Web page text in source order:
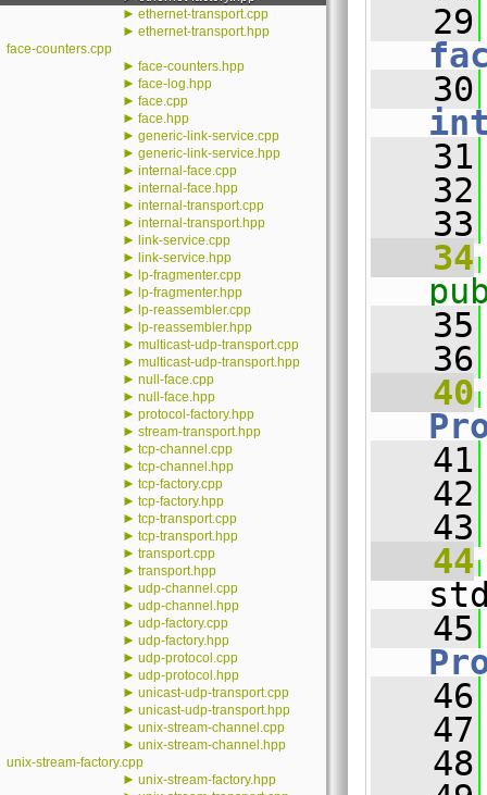
► ethernet-transport.cpp
► ethernet-transport.hpp
face-counters.cpp
► face-counters.hpp
► face-log.hpp
► face.cpp
► face.hpp
► generic-link-service.cpp
► generic-link-service.hpp
► internal-face.cpp
► internal-face.hpp
► internal-transport.cpp
► internal-transport.hpp
► link-service.cpp
► link-service.hpp
► lp-fragmenter.cpp
► lp-fragmenter.hpp
► lp-reassembler.cpp
► lp-reassembler.hpp
► multicast-udp-transport.cpp
► multicast-udp-transport.hpp
► null-face.cpp
► null-face.hpp
► protocol-factory.hpp
► stream-transport.hpp
► tcp-channel.cpp
► tcp-channel.hpp
► tcp-factory.cpp
► tcp-factory.hpp
► tcp-transport.cpp
► tcp-transport.hpp
► transport.cpp
► transport.hpp
► udp-channel.cpp
► udp-channel.hpp
► udp-factory.cpp
► udp-factory.hpp
► udp-protocol.cpp
► udp-protocol.hpp
► unicast-udp-transport.cpp
► unicast-udp-transport.hpp
► unix-stream-channel.cpp
► unix-stream-channel.hpp
unix-stream-factory.cpp
► unix-stream-factory.hpp
   29
   30
   31
   32
   33
   34
   35
   36
   40
   41
   42
   43
   44
   45
   46
   47
   48